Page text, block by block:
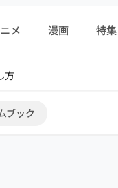
メ 漫画 特
方
ブック